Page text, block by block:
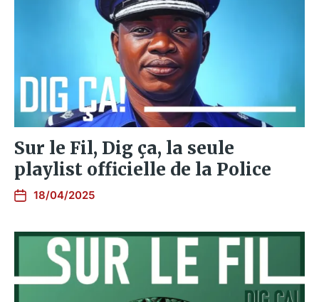
Sur le Fil, Dig ça, la seule
playlist officielle de la Police
18/04/2025